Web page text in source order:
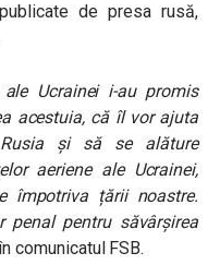
de presa rusă,
Ucrainei i-au promis
acestuia, că îl vor ajuta
și să se alăture
aeriene ale Ucrainei,
împotriva țării noastre.
pentru săvârșirea
comunicatul FSB.